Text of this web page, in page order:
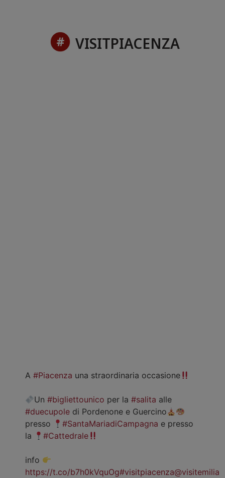
VISITPIACENZA
A #Piacenza una straordinaria occasione
Un#bigliettounico per la#salita alle
#duecupole di Pordenone e Guercino
presso
#SantaMariadiCampagna e presso
la
#Cattedrale
info
https://t.co/b7h0kVquOg#visitpiacenza@visitemilia